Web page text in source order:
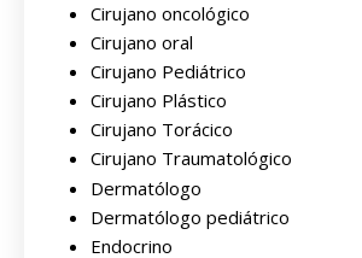
Cirujano oncológico
Cirujano oral
Cirujano Pediátrico
Cirujano Plástico
Cirujano Torácico
Cirujano Traumatológico
Dermatólogo
Dermatólogo pediátrico
Endocrino